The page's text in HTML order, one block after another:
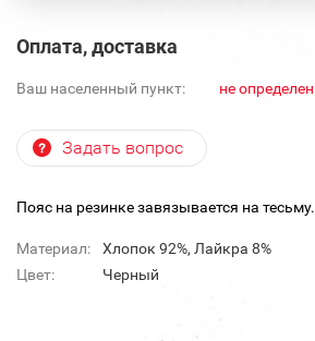
Оплата, доставка
Ваш населенный пункт: не определен
Задать вопрос
Пояс на резинке завязывается на тесьму.
Материал:
Хлопок 92%, Лайкра 8%
Цвет:
Черный